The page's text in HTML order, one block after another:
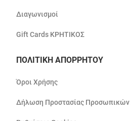
Διαγωνισμοί
Gift Cards ΚΡΗΤΙΚΟΣ
ΠΟΛΙΤΙΚΗ ΑΠΟΡΡΗΤΟΥ
Όροι Χρήσης
Δήλωση Προστασίας